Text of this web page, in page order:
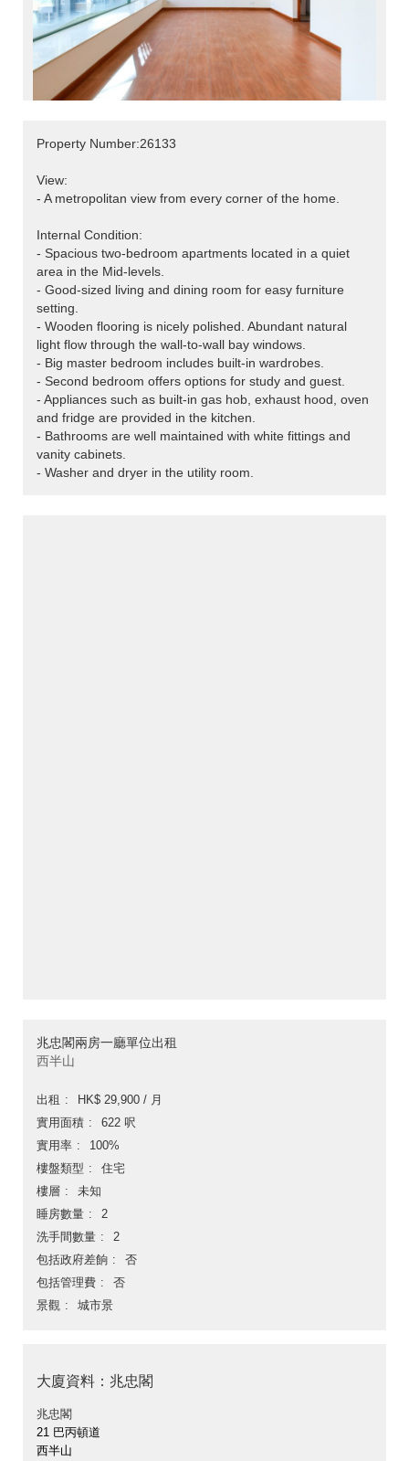
Property Number:26133
View:
- A metropolitan view from every corner of the home.
Internal Condition:
- Spacious two-bedroom apartments located in a quiet
area in the Mid-levels.
- Good-sized living and dining room for easy furniture
setting.
- Wooden flooring is nicely polished. Abundant natural
light flow through the wall-to-wall bay windows.
- Big master bedroom includes built-in wardrobes.
- Second bedroom offers options for study and guest.
- Appliances such as built-in gas hob, exhaust hood, oven
and fridge are provided in the kitchen.
- Bathrooms are well maintained with white fittings and
vanity cabinets.
- Washer and dryer in the utility room.
兆忠閣兩房一廳單位出租
西半山
出租
HK$ 29,900 / 月
實用面積
622 呎
實用率
100%
樓盤類型
住宅
樓層
未知
睡房數量
2
洗手間數量
2
包括政府差餉
否
包括管理費
否
景觀
城市景
大廈資料：兆忠閣
兆忠閣
21 巴丙頓道
西半山